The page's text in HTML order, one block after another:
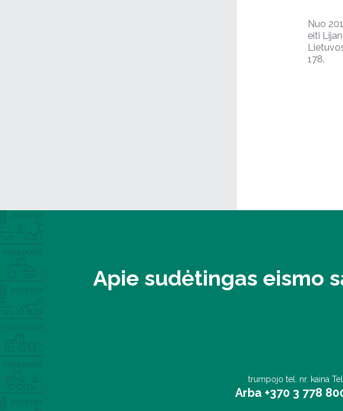
Nuo
eiti
178.
Apie sudėtingas eismo
trumpojo tel. nr. kaina
Arba +370 3 778